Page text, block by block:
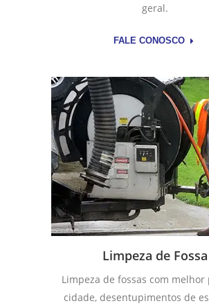
geral.
FALE CONOSCO
Limpeza de Fossa
Limpeza de fossas com melhor
cidade, desentupimentos de